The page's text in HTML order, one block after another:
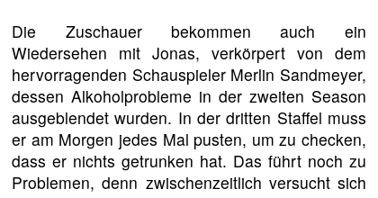
Die Zuschauer bekommen auch ein
Wiedersehen mit Jonas, verkörpert von dem
hervorragenden Schauspieler Merlin Sandmeyer,
dessen Alkoholprobleme in der zweiten Season
ausgeblendet wurden. In der dritten Staffel muss
er am Morgen jedes Mal pusten, um zu checken,
dass er nichts getrunken hat. Das führt noch zu
Problemen, denn zwischenzeitlich versucht sich